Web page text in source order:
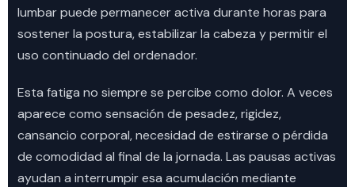
lumbar puede permanecer activa durante horas para
sostener la postura, estabilizar la cabeza y permitir el
uso continuado del ordenador.
Esta fatiga no siempre se percibe como dolor. A veces
aparece como sensación de pesadez, rigidez,
cansancio corporal, necesidad de estirarse o pérdida
de comodidad al final de la jornada. Las pausas activas
ayudan a interrumpir esa acumulación mediante